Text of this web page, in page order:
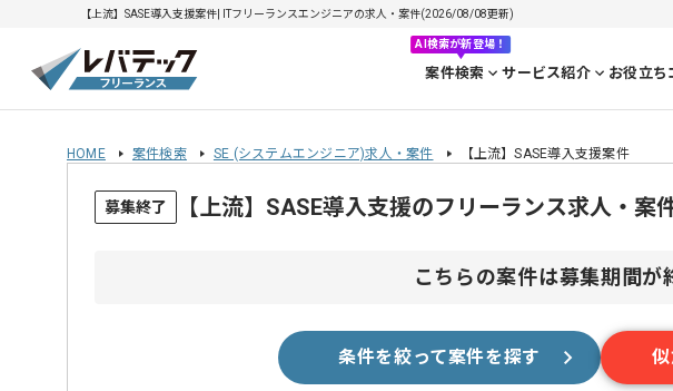
【上流】SASE導入支援案件| ITフリーランスエンジニアの求人・案件(2026/08/08更新)
AI検索が新登場！
案件検索 サービス紹介 お役立ち
HOME 案件検索 SE (システムエンジニア)求人・案件 【上流】SASE導入支援案件
募集終了 【上流】SASE導入支援のフリーランス求人・案
こちらの案件は募集期間が
条件を絞って案件を探す